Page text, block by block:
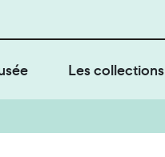
Les collections